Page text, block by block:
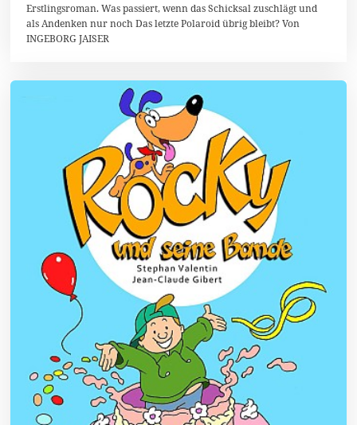
2
0
1
Erstlingsroman. Was passiert, wenn das Schicksal zuschlägt und
als Andenken nur noch Das letzte Polaroid übrig bleibt? Von
INGEBORG JAISER